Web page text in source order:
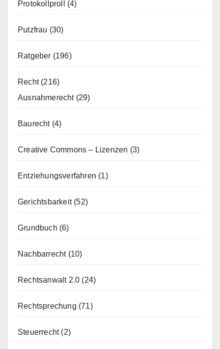
Protokollproll (4)
Putzfrau (30)
Ratgeber (196)
Recht(216)
Ausnahmerecht(29)
Baurecht(4)
Creative Commons – Lizenzen (3)
Entziehungsverfahren (1)
Gerichtsbarkeit(52)
Grundbuch (6)
Nachbarrecht(10)
Rechtsanwalt 2.0 (24)
Rechtsprechung (71)
Steuerrecht(2)